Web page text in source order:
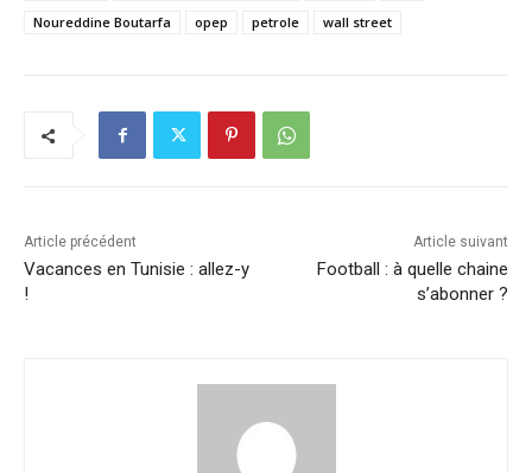
Noureddine Boutarfa
opep petrole wall street
Article précédent
Vacances en Tunisie : allez-y
!
Article suivant
Football : à quelle chaine
s’abonner ?